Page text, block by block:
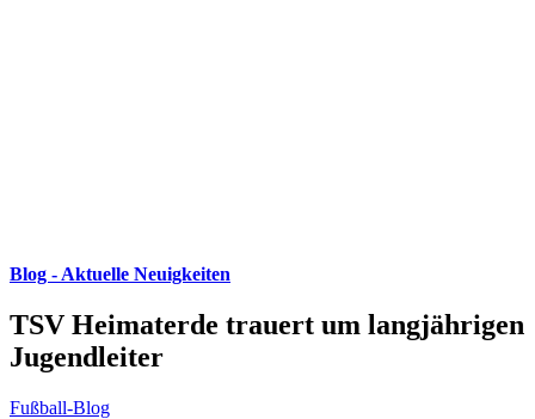
Blog - Aktuelle Neuigkeiten
TSV Heimaterde trauert um langjährigen
Jugendleiter
Fußball-Blog